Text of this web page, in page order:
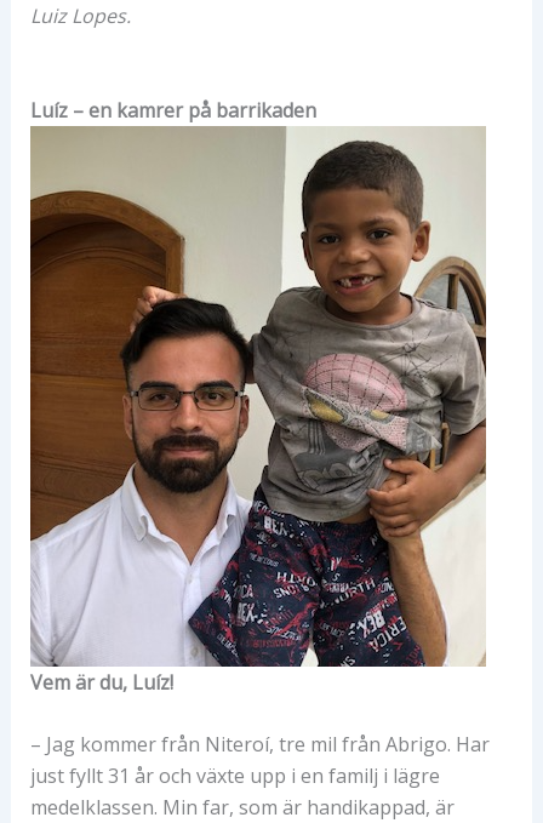
Luiz Lopes.
Luíz – en kamrer på barrikaden
Vem är du, Luíz!
– Jag kommer från Niteroí, tre mil från Abrigo. Har
just fyllt 31 år och växte upp i en familj i lägre
medelklassen. Min far, som är handikappad, är